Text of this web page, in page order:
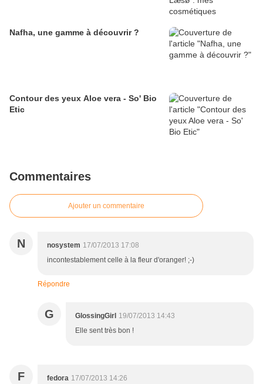
Nafha, une gamme à découvrir ?
Contour des yeux Aloe vera - So' Bio
Etic
Commentaires
Ajouter un commentaire
N nosystem 17/07/2013 17:08
incontestablement celle à la fleur d'oranger! ;-)
Répondre
G GlossingGirl 19/07/2013 14:43
Elle sent très bon !
F fedora 17/07/2013 14:26